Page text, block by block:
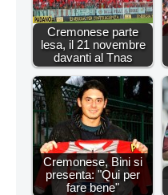
Cremonese parte
lesa, il 21 novembre
davanti al Tnas
Cremonese, Bini si
presenta: "Qui per
fare bene"